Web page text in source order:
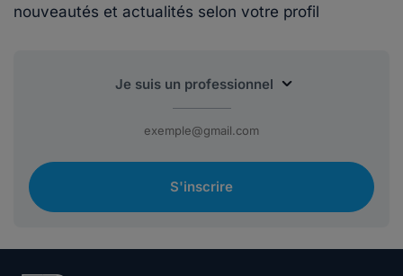
nouveautés et actualités selon votre profil
S'inscrire